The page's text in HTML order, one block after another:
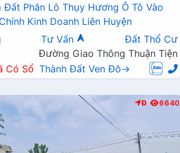
Phân Lô Thụy Hương Ô Tô Vào
Kinh Doanh Liên Huyện
Tư Vấn
Đất Thổ Cư
Đường Giao Thông Thuận Tiện
Có Sổ Thành Đất Ven Đô→
Đ 6640